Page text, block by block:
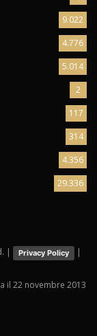
9.022
4.776
5.014
2
117
314
4.356
29.336
| Privacy Policy |
il 22 novembre 2013